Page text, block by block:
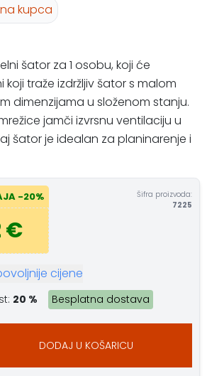
kupca
šator za 1 osobu, koji će
traže izdržljiv šator s malom
dimenzijama u složenom stanju.
jamči izvrsnu ventilaciju u
šator je idealan za planinarenje i
-20%
€
Šifra proizvoda:
7225
cijene
20 % Besplatna dostava
DODAJ U KOŠARICU